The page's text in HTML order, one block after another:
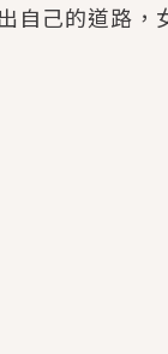
自己的道路，
獲得豐富廣宣
佬，你哭什
日、檸檬的
質世界觀，
了房子模型
個連自己也